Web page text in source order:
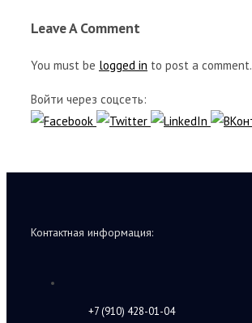
Leave A Comment
You must be logged in to post a comment.
Войти через соцсеть:
Контактная информация:
+7 (910) 428-01-04